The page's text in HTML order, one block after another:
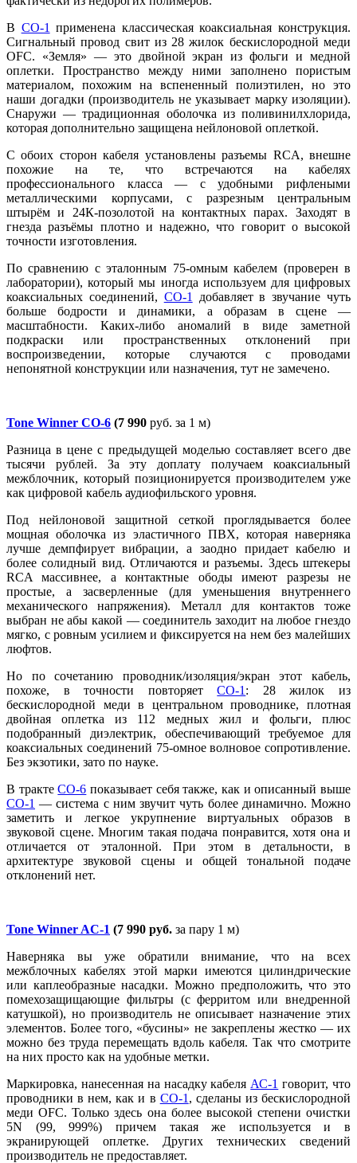
В CO-1 применена классическая коаксиальная конструкция.
Сигнальный провод свит из 28 жилок бескислородной меди
OFC. «Земля» — это двойной экран из фольги и медной
оплетки. Пространство между ними заполнено пористым
материалом, похожим на вспененный полиэтилен, но это
наши догадки (производитель не указывает марку изоляции).
Снаружи — традиционная оболочка из поливинилхлорида,
которая дополнительно защищена нейлоновой оплеткой.
С обоих сторон кабеля установлены разъемы RCA, внешне
похожие на те, что встречаются на кабелях
профессионального класса — с удобными рифлеными
металлическими корпусами, с разрезным центральным
штырём и 24К-позолотой на контактных парах. Заходят в
гнезда разъёмы плотно и надежно, что говорит о высокой
точности изготовления.
По сравнению с эталонным 75-омным кабелем (проверен в
лаборатории), который мы иногда используем для цифровых
коаксиальных соединений, CO-1
добавляет в звучание чуть
больше бодрости и динамики, а образам в сцене —
масштабности. Каких-либо аномалий в виде заметной
подкраски или пространственных отклонений при
воспроизведении, которые случаются с проводами
непонятной конструкции или назначения, тут не замечено.
Tone Winner CO-6 (7 990 руб. за 1 м)
Разница в цене с предыдущей моделью составляет всего две
тысячи рублей. За эту доплату получаем коаксиальный
межблочник, который позиционируется производителем уже
как цифровой кабель аудиофильского уровня.
Под нейлоновой защитной сеткой проглядывается более
мощная оболочка из эластичного ПВХ, которая наверняка
лучше демпфирует вибрации, а заодно придает кабелю и
более солидный вид. Отличаются и разъемы. Здесь штекеры
RCA массивнее, а контактные ободы имеют разрезы не
простые, а засверленные (для уменьшения внутреннего
механического напряжения). Металл для контактов тоже
выбран не абы какой — соединитель заходит на любое гнездо
мягко, с ровным усилием и фиксируется на нем без малейших
люфтов.
Но по сочетанию проводник/изоляция/экран этот кабель,
похоже, в точности повторяетCO-1 : 28 жилок из
бескислородной меди в центральном проводнике, плотная
двойная оплетка из 112 медных жил и фольги, плюс
подобранный диэлектрик, обеспечивающий требуемое для
коаксиальных соединений 75-омное волновое сопротивление.
Без экзотики, зато по науке.
В трактеCO-6 показывает себя также, как и описанный выше
CO-1 — система с ним звучит чуть более динамично. Можно
заметить и легкое укрупнение виртуальных образов в
звуковой сцене. Многим такая подача понравится, хотя она и
отличается от эталонной. При этом в детальности, в
архитектуре звуковой сцены и общей тональной подаче
отклонений нет.
Tone Winner AC-1 (7 990 руб. за пару 1 м)
Наверняка вы уже обратили внимание, что на всех
межблочных кабелях этой марки имеются цилиндрические
или каплеобразные насадки. Можно предположить, что это
помехозащищающие фильтры (с ферритом или внедренной
катушкой), но производитель не описывает назначение этих
элементов. Более того, «бусины» не закреплены жестко — их
можно без труда перемещать вдоль кабеля. Так что смотрите
на них просто как на удобные метки.
Маркировка, нанесенная на насадку кабеля АС-1 говорит, что
проводники в нем, как и в CO-1 , сделаны из бескислородной
меди OFC. Только здесь она более высокой степени очистки
5N (99, 999%) причем такая же используется и в
экранирующей оплетке. Других технических сведений
производитель не предоставляет.